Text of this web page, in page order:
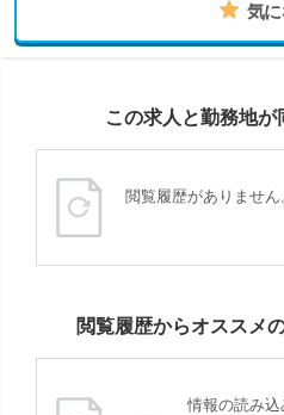
気
この求人と勤務地が
閲覧履歴がありませ
閲覧履歴からオススメ
情報の読み込